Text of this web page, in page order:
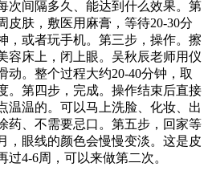
次间隔多久、能达到什么效果。第
皮肤，敷医用麻膏，等待20-30分
，或者玩手机。第三步，操作。擦
容床上，闭上眼。吴秋辰老师用仪
动。整个过程大约20-40分钟，取
。第四步，完成。操作结束后直接
温温的。可以马上洗脸、化妆、出
药、不需要忌口。第五步，回家等
，眼线的颜色会慢慢变淡。这是皮
4-6周，可以来做第二次。